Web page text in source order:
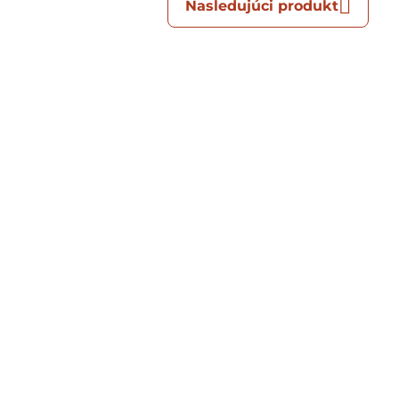
Nasledujúci produkt